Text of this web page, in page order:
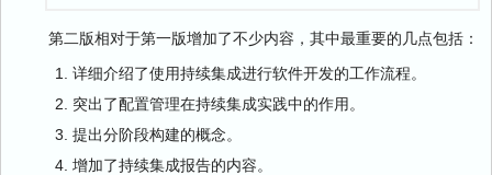
第二版相对于第一版增加了不少内容，其中最重要的几点包括：
详细介绍了使用持续集成进行软件开发的工作流程。
突出了配置管理在持续集成实践中的作用。
提出分阶段构建的概念。
增加了持续集成报告的内容。